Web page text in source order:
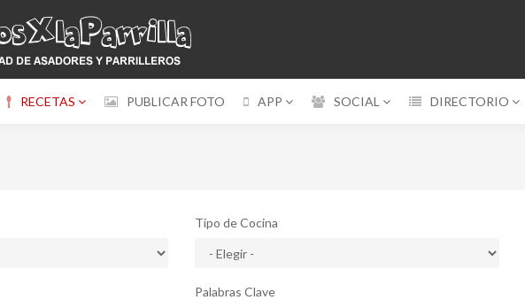
RECETAS PUBLICAR FOTO APP SOCIAL DIRECTORIO
Tipo de Cocina
Palabras Clave